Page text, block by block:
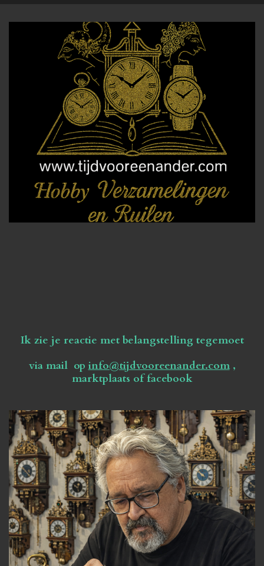
Ik zie je reactie met belangstelling tegemoet
via mail opinfo@tijdvooreenander.com,
marktplaats of facebook